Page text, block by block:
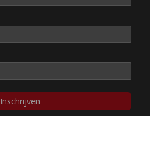
Inschrijven